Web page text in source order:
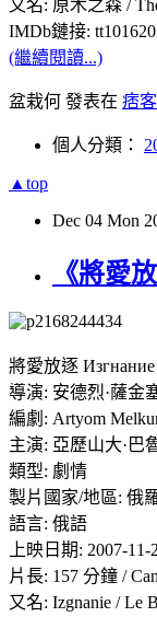
又名: 原木之森 /
IMDb鏈接:
(繼續閱讀...)
盆栽何 發表在 痞
個人分類：
▲top
Dec 04 Mon
《將愛
將愛放逐 Изгнание
導演: 安德烈·薩金
編劇: Artyom
主演: 亞歷山大·巴
類型: 劇情
製片國家/地區: 俄
語言: 俄語
上映日期: 2007-11-
片長: 157 分鐘 /
又名: Izgnanie / Le